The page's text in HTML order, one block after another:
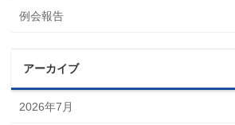
例会報告
アーカイブ
2026年7月